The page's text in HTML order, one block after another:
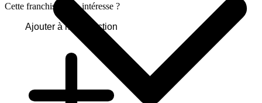
Cette franchise vous intéresse ?
Ajouter à ma sélection